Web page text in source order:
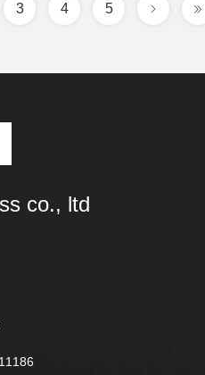
3 4 5
co., ltd